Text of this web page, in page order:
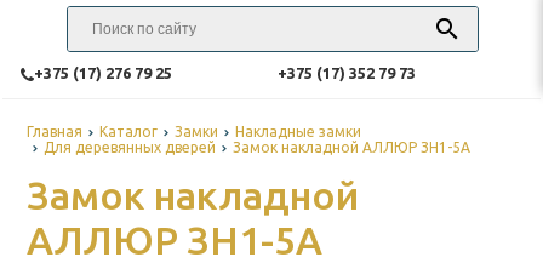
‎+375 (17) 276 79 25 ‎+375 (17) 352 79 73
Главная Каталог Замки
Накладные замки
Для деревянных дверей
Замок накладной АЛЛЮР ЗН1-5А
Замок накладной
АЛЛЮР ЗН1-5А